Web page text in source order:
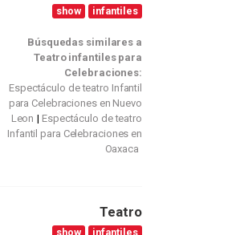
show infantiles
Búsquedas similares a
Teatro infantiles para
Celebraciones:
Espectáculo de teatro Infantil
para Celebraciones en Nuevo
Leon
Espectáculo de teatro
Infantil para Celebraciones en
Oaxaca
Teatro
show infantiles